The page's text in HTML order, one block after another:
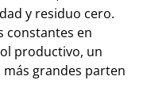
y residuo cero.
constantes en
productivo, un
grandes parten